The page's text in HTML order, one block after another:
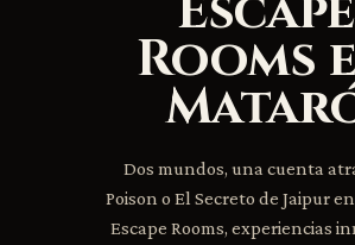
Rooms
Dos mundos, una cuenta
Poison o El Secreto de Jaipur
Escape Rooms, experiencias